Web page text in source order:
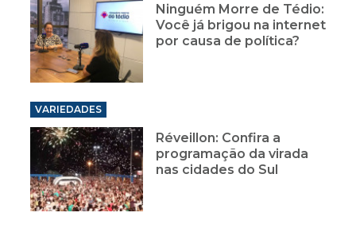
Ninguém Morre de Tédio:
Você já brigou na internet
por causa de política?
VARIEDADES
Réveillon: Confira a
programação da virada
nas cidades do Sul